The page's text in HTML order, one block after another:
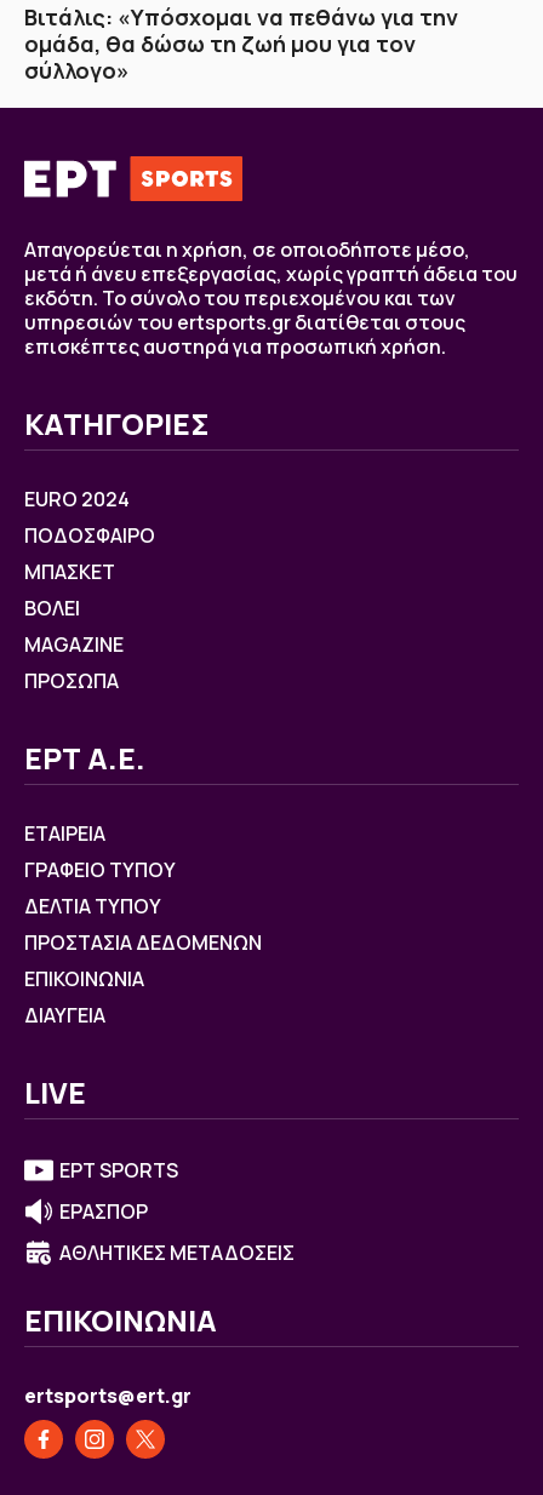
Βιτάλις: «Υπόσχομαι να πεθάνω για την
ομάδα, θα δώσω τη ζωή μου για τον
σύλλογο»
Απαγορεύεται η χρήση, σε οποιοδήποτε μέσο,
μετά ή άνευ επεξεργασίας, χωρίς γραπτή άδεια του
εκδότη. Το σύνολο του περιεχομένου και των
υπηρεσιών του ertsports.gr διατίθεται στους
επισκέπτες αυστηρά για προσωπική χρήση.
ΚΑΤΗΓΟΡΙΕΣ
EURO 2024
ΠΟΔΟΣΦΑΙΡΟ
ΜΠΑΣΚΕΤ
ΒOΛΕΙ
MAGAZINE
ΠΡΟΣΩΠΑ
ΕΡΤ Α.Ε.
ΕΤΑΙΡΕΙΑ
ΓΡΑΦΕΙΟ ΤΥΠΟΥ
ΔΕΛΤΙΑ ΤΥΠΟΥ
ΠΡΟΣΤΑΣΙΑ ΔΕΔΟΜΕΝΩΝ
ΕΠΙΚΟΙΝΩΝΙΑ
ΔΙΑΥΓΕΙΑ
LIVE
ΕΡΤ SPORTS
ΕΡΑΣΠΟΡ
ΑΘΛΗΤΙΚΕΣ ΜΕΤΑΔΟΣΕΙΣ
ΕΠΙΚΟΙΝΩΝΙΑ
ertsports@ert.gr